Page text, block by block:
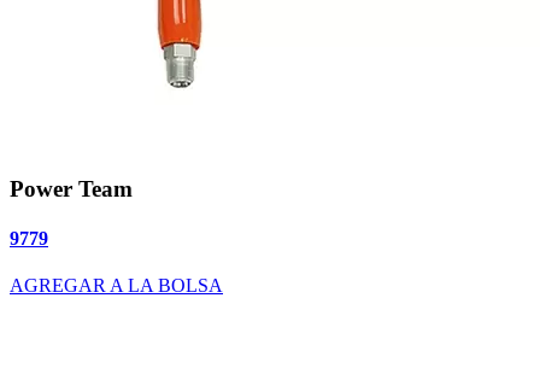
Power Team
9779
AGREGAR A LA BOLSA